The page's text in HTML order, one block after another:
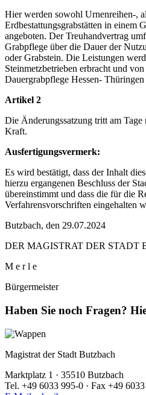
Hier werden sowohl Urnenreihen-,
Erdbestattungsgrabstätten in einem
angeboten. Der Treuhandvertrag
Grabpflege über die Dauer der
oder Grabstein. Die Leistungen
Steinmetzbetrieben erbracht und
Dauergrabpflege Hessen-
Artikel 2
Die Änderungssatzung tritt am
Kraft.
Ausfertigungsvermerk:
Es wird bestätigt, dass der Inhalt
hierzu ergangenen Beschluss der
übereinstimmt und dass die für die
Verfahrensvorschriften eingehalten
Butzbach, den 29.07.2024
DER MAGISTRAT DER STADT
M e r l e
Bürgermeister
Haben Sie noch Fragen?
Magistrat der Stadt Butzbach
Marktplatz 1 · 35510 Butzbach
Tel. +49 6033 995-0 · Fax +49